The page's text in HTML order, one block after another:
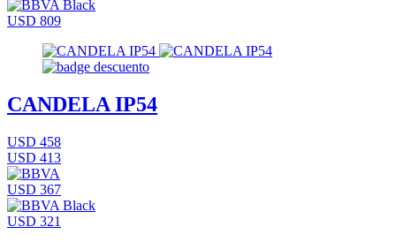
USD 809
CANDELA IP54
USD 458
USD 413
USD 367
USD 321